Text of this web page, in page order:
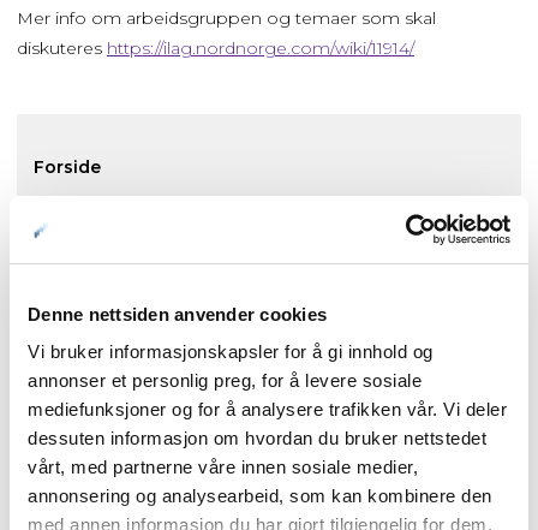
Denne nettsiden anvender cookies
Vi bruker informasjonskapsler for å gi innhold og
annonser et personlig preg, for å levere sosiale
mediefunksjoner og for å analysere trafikken vår. Vi deler
dessuten informasjon om hvordan du bruker nettstedet
vårt, med partnerne våre innen sosiale medier,
annonsering og analysearbeid, som kan kombinere den
med annen informasjon du har gjort tilgjengelig for dem,
Mer info om arbeidsgruppen og temaer som skal
diskuteres https://ilag.nordnorge.com/wiki/11914/
Forside
Nyheter
Kunnskapsbasen
Markedsinnsikt
NordNorsk Reiseliv AS